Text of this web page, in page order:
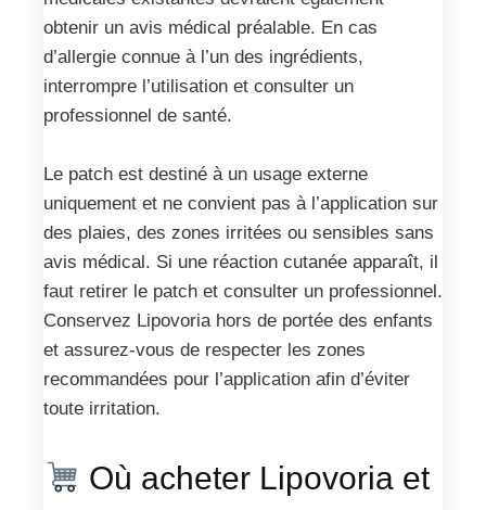
obtenir un avis médical préalable. En cas
d’allergie connue à l’un des ingrédients,
interrompre l’utilisation et consulter un
professionnel de santé.
Le patch est destiné à un usage externe
uniquement et ne convient pas à l’application sur
des plaies, des zones irritées ou sensibles sans
avis médical. Si une réaction cutanée apparaît, il
faut retirer le patch et consulter un professionnel.
Conservez Lipovoria hors de portée des enfants
et assurez-vous de respecter les zones
recommandées pour l’application afin d’éviter
toute irritation.
Où acheter Lipovoria et